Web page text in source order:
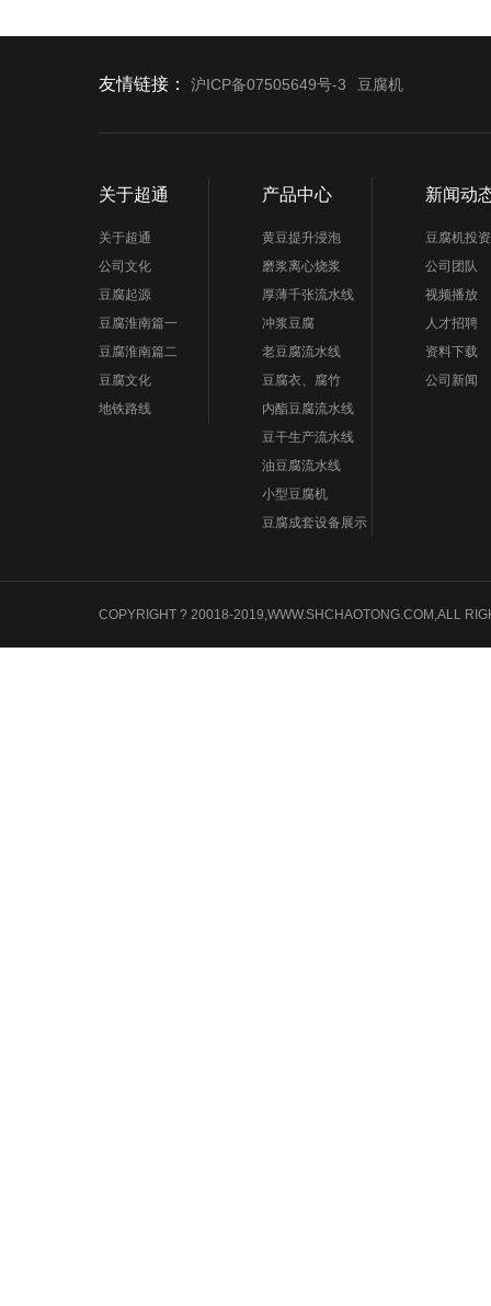
友情链接： 沪ICP备07505649号-3 豆腐机
关于超通
关于超通
公司文化
豆腐起源
豆腐淮南篇一
豆腐淮南篇二
豆腐文化
地铁路线
产品中心
黄豆提升浸泡
磨浆离心烧浆
厚薄千张流水线
冲浆豆腐
老豆腐流水线
豆腐衣、腐竹
内酯豆腐流水线
豆干生产流水线
油豆腐流水线
小型豆腐机
豆腐成套设备展示
新闻动
豆腐机投
公司团队
视频播放
人才招聘
资料下载
公司新闻
COPYRIGHT ? 20018-2019,WWW.SHCHAOTONG.COM,ALL